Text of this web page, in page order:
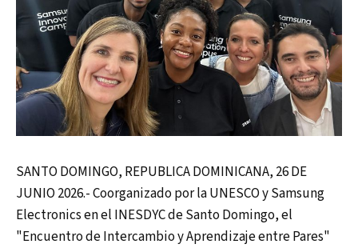
SANTO DOMINGO, REPUBLICA DOMINICANA, 26 DE
JUNIO 2026.- Coorganizado por la UNESCO y Samsung
Electronics en el INESDYC de Santo Domingo, el
"Encuentro de Intercambio y Aprendizaje entre Pares"